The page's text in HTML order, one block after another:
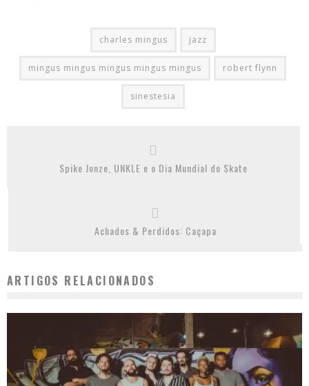
charles mingus jazz
mingus mingus mingus mingus mingus robert flynn
sinestesia
Spike Jonze, UNKLE e o Dia Mundial do Skate
Achados & Perdidos: Caçapa
ARTIGOS RELACIONADOS